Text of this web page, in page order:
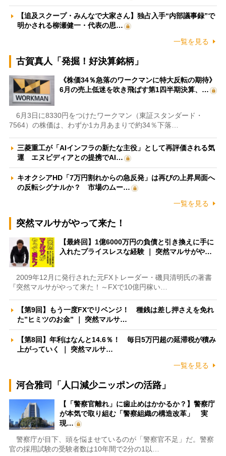
【追及スクープ・みんなで大家さん】独占入手“内部議事録”で
明かされる柳瀬健一・代表の思…
一覧を見る
古賀真人「発掘！好決算銘柄」
《株価34％急落のワークマンに特大反転の期待》
6月の売上低迷を吹き飛ばす第1四半期決算、…
6月3日に8330円をつけたワークマン（東証スタンダード・
7564）の株価は、わずか1カ月あまりで約34％下落…
三菱重工が「AIインフラの新たな主役」として再評価される気
運 エヌビディアとの提携でAI…
キオクシアHD「7万円割れからの急反発」は再びの上昇局面へ
の反転シグナルか？ 市場のムー…
一覧を見る
突然マルサがやって来た！
【最終回】1億6000万円の負債と引き換えに手に
入れたプライスレスな経験 ｜ 突然マルサがや…
2009年12月に発行された元FXトレーダー・磯貝清明氏の著書
『突然マルサがやって来た！～FXで10億円稼い…
【第9回】もう一度FXでリベンジ！ 種銭は差し押さえを免れ
た”ヒミツのお金” ｜ 突然マルサ…
【第8回】年利はなんと14.6％！ 毎日5万円超の延滞税が積み
上がっていく ｜ 突然マルサ…
一覧を見る
河合雅司「人口減少ニッポンの活路」
【「警察官離れ」に歯止めはかかるか？】警察庁
が本気で取り組む「警察組織の構造改革」 実
現…
警察庁が目下、頭を悩ませているのが「警察官不足」だ。警察
官の採用試験の受験者数は10年間で2分の1以…